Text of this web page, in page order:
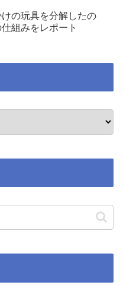
の玩具を分解したの
組みをレポート